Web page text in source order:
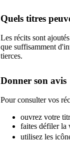
Quels titres
Les récits sont
que suffisamment
tierces.
Donner son avis
Pour consulter vos
ouvrez votre
faites défiler la
utilisez les